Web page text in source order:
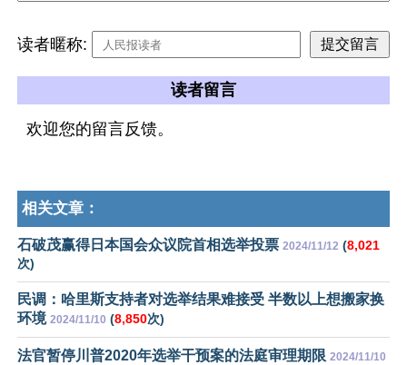
读者暱称:
读者留言
欢迎您的留言反馈。
相关文章：
石破茂赢得日本国会众议院首相选举投票 2024/11/12 (8,021
次)
民调：哈里斯支持者对选举结果难接受 半数以上想搬家换
环境 2024/11/10 (8,850次)
法官暂停川普2020年选举干预案的法庭审理期限 2024/11/10